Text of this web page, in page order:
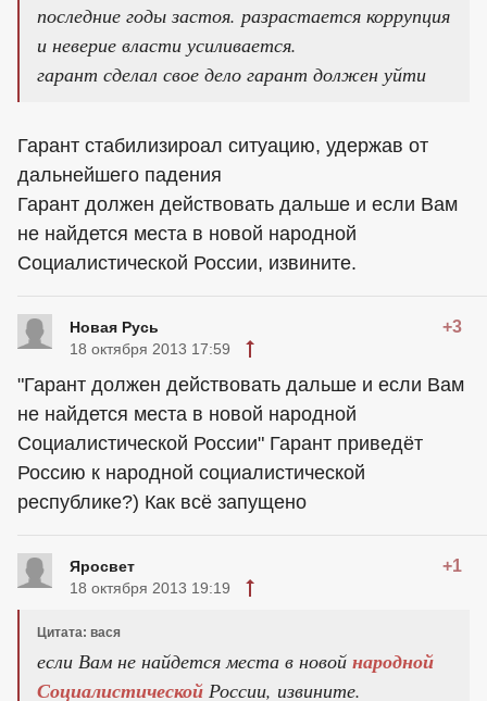
последние годы застоя. разрастается коррупция
и неверие власти усиливается.
гарант сделал свое дело гарант должен уйти
Гарант стабилизироал ситуацию, удержав от
дальнейшего падения
Гарант должен действовать дальше и если Вам
не найдется места в новой народной
Социалистической России, извините.
Новая Русь +3
18 октября 2013 17:59
"Гарант должен действовать дальше и если Вам
не найдется места в новой народной
Социалистической России" Гарант приведёт
Россию к народной социалистической
республике?) Как всё запущено
Яросвет +1
18 октября 2013 19:19
Цитата: вася
если Вам не найдется места в новой народной
Социалистической России, извините.